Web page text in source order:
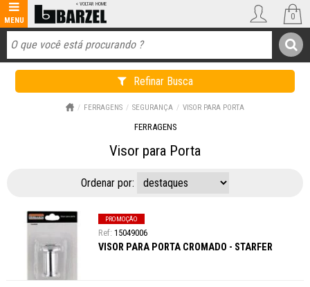
Refinar Busca
0
FERRAGENS SEGURANÇA VISOR PARA PORTA
FERRAGENS
Visor para Porta
Ordenar por:
PROMOÇÃO
15049006
VISOR PARA PORTA CROMADO - STARFER